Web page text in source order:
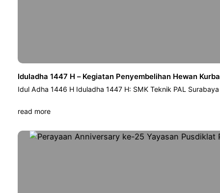
Iduladha 1447 H – Kegiatan Penyembelihan Hewan
Idul Adha 1446 H Iduladha 1447 H: SMK Teknik PAL
read more